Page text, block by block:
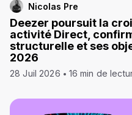
Nicolas Pre
Deezer poursuit la
activité Direct,
structurelle et ses
2026
28 Juil 2026 16 min de